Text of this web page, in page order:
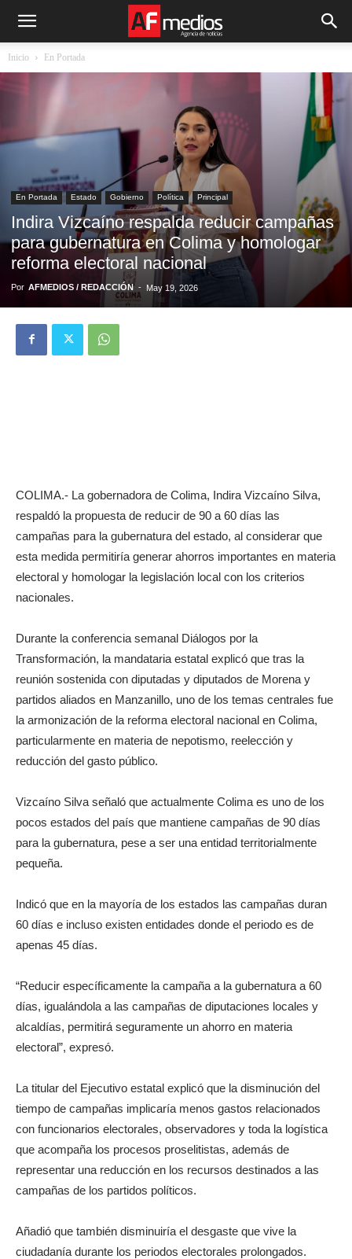
Inicio En Portada
En Portada Estado Gobierno Política Principal
Indira Vizcaíno respalda reducir campañas
para gubernatura en Colima y homologar
reforma electoral nacional
Por AFMEDIOS / REDACCIÓN - May 19, 2026
COLIMA.- La gobernadora de Colima, Indira Vizcaíno Silva,
respaldó la propuesta de reducir de 90 a 60 días las
campañas para la gubernatura del estado, al considerar que
esta medida permitiría generar ahorros importantes en materia
electoral y homologar la legislación local con los criterios
nacionales.
Durante la conferencia semanal Diálogos por la
Transformación, la mandataria estatal explicó que tras la
reunión sostenida con diputadas y diputados de Morena y
partidos aliados en Manzanillo, uno de los temas centrales fue
la armonización de la reforma electoral nacional en Colima,
particularmente en materia de nepotismo, reelección y
reducción del gasto público.
Vizcaíno Silva señaló que actualmente Colima es uno de los
pocos estados del país que mantiene campañas de 90 días
para la gubernatura, pese a ser una entidad territorialmente
pequeña.
Indicó que en la mayoría de los estados las campañas duran
60 días e incluso existen entidades donde el periodo es de
apenas 45 días.
“Reducir específicamente la campaña a la gubernatura a 60
días, igualándola a las campañas de diputaciones locales y
alcaldías, permitirá seguramente un ahorro en materia
electoral”, expresó.
La titular del Ejecutivo estatal explicó que la disminución del
tiempo de campañas implicaría menos gastos relacionados
con funcionarios electorales, observadores y toda la logística
que acompaña los procesos proselitistas, además de
representar una reducción en los recursos destinados a las
campañas de los partidos políticos.
Añadió que también disminuiría el desgaste que vive la
ciudadanía durante los periodos electorales prolongados.